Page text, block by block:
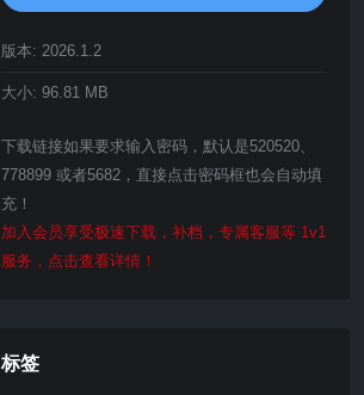
版本: 2026.1.2
大小: 96.81 MB
下载链接如果要求输入密码，默认是520520、
778899 或者5682，直接点击密码框也会自动填
充！
加入会员享受极速下载，补档，专属客服等 1v1
服务，点击查看详情！
标签